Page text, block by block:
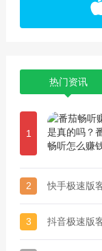
热门资讯
1
2
3